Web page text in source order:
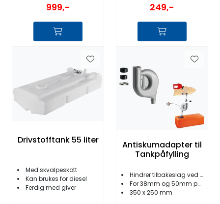
999,- 249,-
Drivstofftank 55 liter
Med skvalpeskott
Kan brukes for diesel
Ferdig med giver
Antiskumadapter til
Tankpåfylling
Hindrer tilbakeslag ved påfylling
For 38mm og 50mm påfyllinger
350 x 250 mm